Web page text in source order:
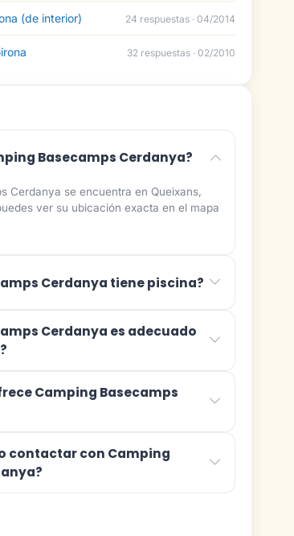
(de interior) 24 respuestas · 04/2014
32 respuestas · 02/2010
Basecamps Cerdanya?
Cerdanya se encuentra en Queixans,
ver su ubicación exacta en el mapa
Cerdanya tiene piscina?
Cerdanya es adecuado
Camping Basecamps
contactar con Camping